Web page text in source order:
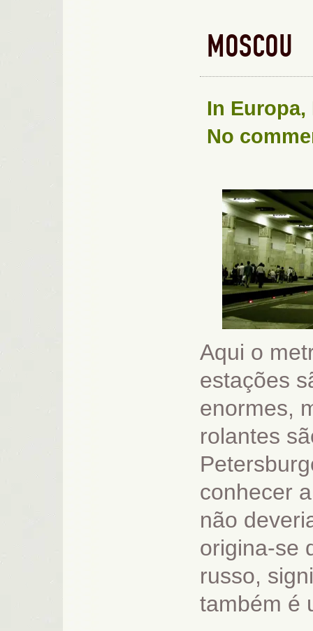
MOSCOU
In Europa,
No
Aqui o
estações
enormes,
rolantes
conhecer
não
origina-se
russo,
também é